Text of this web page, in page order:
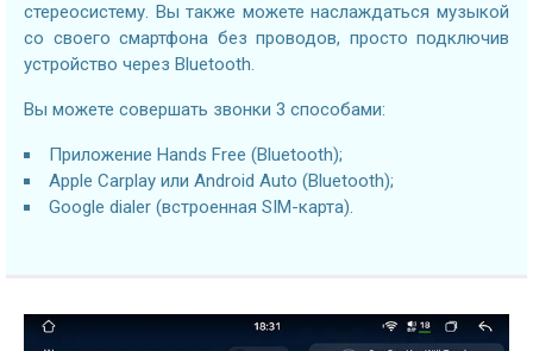
стереосистему. Вы также можете наслаждаться музыкой
со своего смартфона без проводов, просто подключив
устройство через Bluetooth.
Вы можете совершать звонки 3 способами:
Приложение Hands Free (Bluetooth);
Apple Carplay или Android Auto (Bluetooth);
Google dialer (встроенная SIM-карта).